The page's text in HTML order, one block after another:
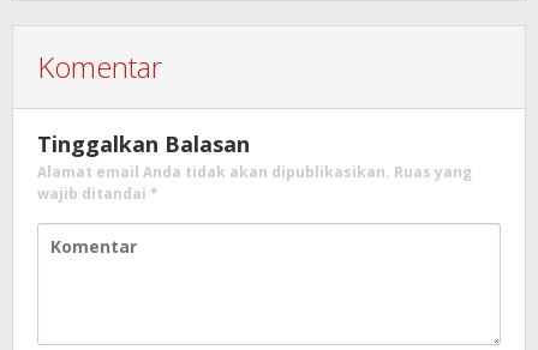
Komentar
Tinggalkan Balasan
Alamat email Anda tidak akan dipublikasikan. Ruas yang
wajib ditandai *